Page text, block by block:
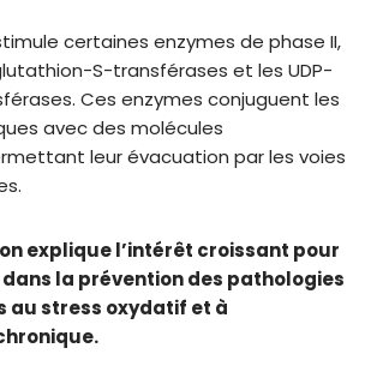
certaines enzymes de phase II,
S-transférases et les UDP-
Ces enzymes conjuguent les
avec des molécules
leur évacuation par les voies
explique l’intérêt croissant pour
la prévention des pathologies
au stress oxydatif et à